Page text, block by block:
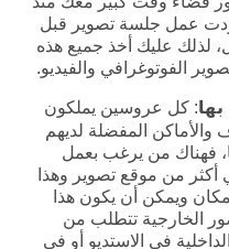
أردت عمل جلسة تصوير قبل
لذلك عليك أخذ جميع هذه
الفوتوغرافي والفيديو.
: كل عروسين يملكون
المفضلة لديهم
فهناك من يرغب بعمل
من موقع تصوير وهذا
ويمكن أن يكون هذا
الخارجية تتطلب من
في الاستديو أو في